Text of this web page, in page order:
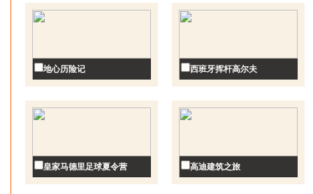
地心历险记 西班牙挥杆高尔夫
皇家马德里足球夏令营 高迪建筑之旅